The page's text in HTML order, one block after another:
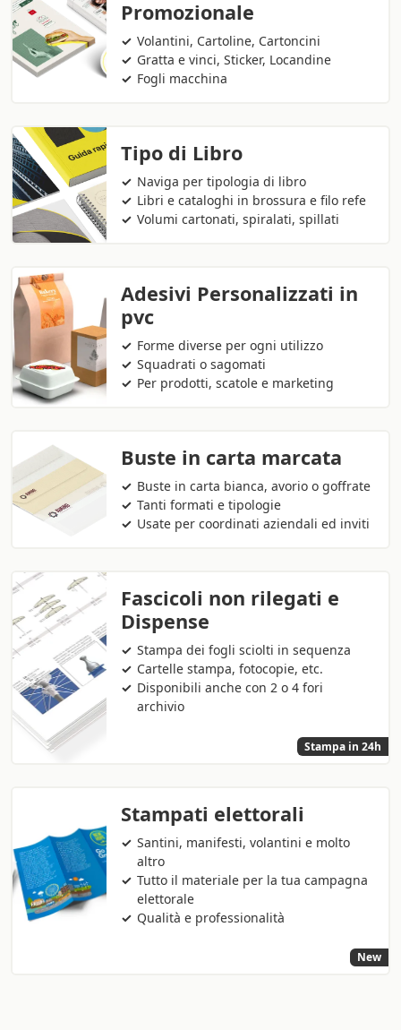
Promozionale
Volantini, Cartoline, Cartoncini
Gratta e vinci, Sticker, Locandine
Fogli macchina
Tipo di Libro
Naviga per tipologia di libro
Libri e cataloghi in brossura e filo refe
Volumi cartonati, spiralati, spillati
Adesivi Personalizzati in
pvc
Forme diverse per ogni utilizzo
Squadrati o sagomati
Per prodotti, scatole e marketing
Buste in carta marcata
Buste in carta bianca, avorio o goffrate
Tanti formati e tipologie
Usate per coordinati aziendali ed inviti
Fascicoli non rilegati e
Dispense
Stampa dei fogli sciolti in sequenza
Cartelle stampa, fotocopie, etc.
Disponibili anche con 2 o 4 fori
archivio
Stampa in 24h
Stampati elettorali
Santini, manifesti, volantini e molto
altro
Tutto il materiale per la tua campagna
elettorale
Qualità e professionalità
New